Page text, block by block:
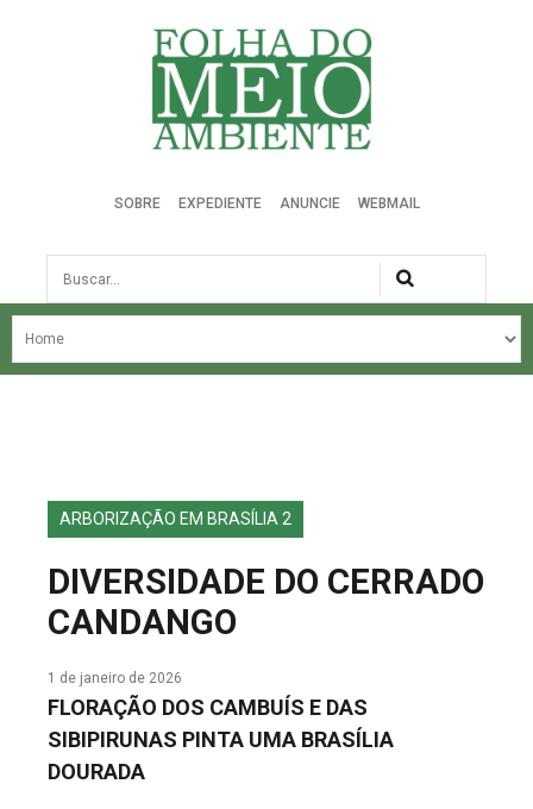
Folha do Meio Ambiente
SOBRE EXPEDIENTE ANUNCIE WEBMAIL
Busca
NOSSA HISTÓRIA
EDIÇÕES ANTERIORES
FALE CONOSCO
ARBORIZAÇÃO EM BRASÍLIA 2
DIVERSIDADE DO CERRADO
CANDANGO
1 de janeiro de 2026
FLORAÇÃO DOS CAMBUÍS E DAS
SIBIPIRUNAS PINTA UMA BRASÍLIA
DOURADA